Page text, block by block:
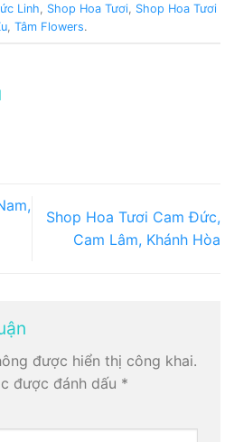
Linh Shop Hoa Tươi, Shop Hoa Tươi
Tâm Flowers.
Shop Hoa Tươi Cam Đức,
Cam Lâm, Khánh Hòa
được hiển thị công khai.
được đánh dấu *